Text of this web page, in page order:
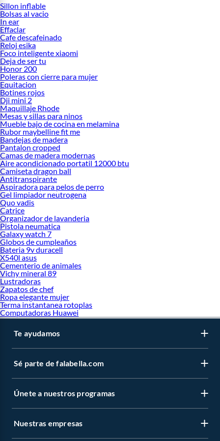
Sillon inflable
Bolsas al vacio
In ear
Effaclar
Cafe descafeinado
Reloj esika
Foco inteligente xiaomi
Deja de ser tu
Honor 200
Poleras con cierre para mujer
Equitacion
Botines rojos
Dji mini 2
Maquillaje Rhode
Mesas y sillas para ninos
Mueble bajo de cocina en melamina
Rubor maybelline fit me
Bandejas de madera
Pantalon cropped
Camas de madera modernas
Aire acondicionado portatil 12000 btu
Camiseta dragon ball
Antitranspirante
Aspiradora para pelos de perro
Gel limpiador neutrogena
Quo vadis
Catrice
Organizador de lavanderia
Pistola neumatica
Galaxy watch 7
Globos de cumpleaños
Bateria 9v duracell
X540l asus
Cementerio de animales
Vichy mineral 89
Lustradoras
Zapatos de chef
Ropa elegante mujer
Terma instantanea rotoplas
Computadoras Huawei
Te ayudamos
Sé parte de falabella.com
Únete a nuestros programas
Nuestras empresas